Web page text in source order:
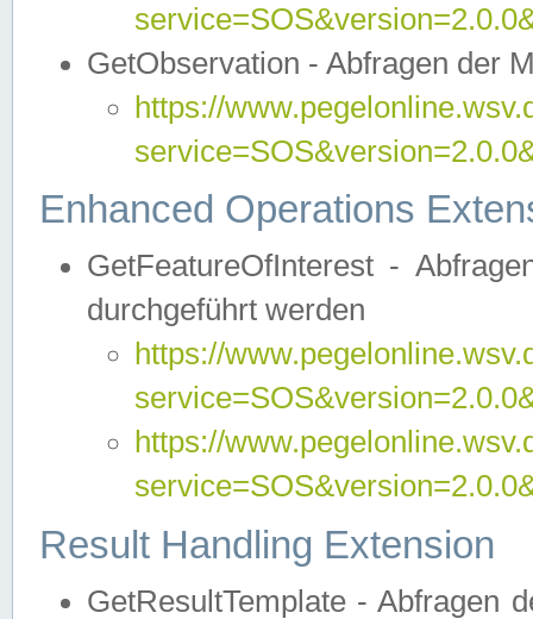
GetObservation - Abfragen der
https://
Enhanced Operations
GetFeatureOfInterest -
durchgeführt werden
https://
https://
Result Handling Extension
GetResultTemplate - Abfragen